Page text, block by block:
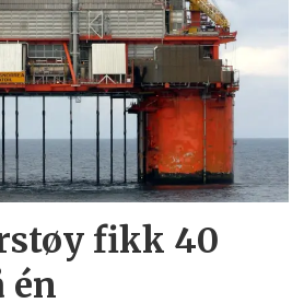
fikk 40
én